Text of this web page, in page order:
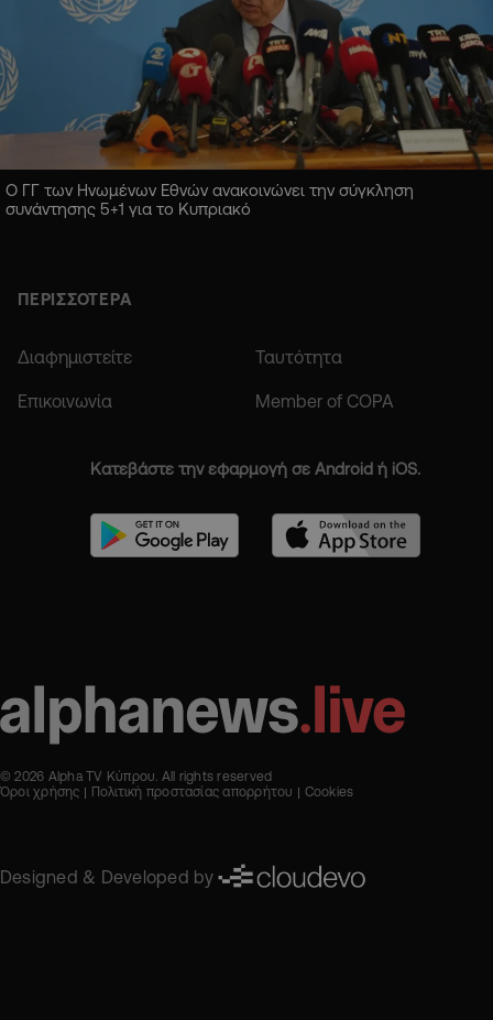
Ο ΓΓ των Ηνωμένων Εθνών ανακοινώνει την σύγκληση
συνάντησης 5+1 για το Κυπριακό
ΠΕΡΙΣΣΟΤΕΡΑ
Διαφημιστείτε Ταυτότητα
Επικοινωνία Member of COPA
Κατεβάστε την εφαρμογή σε Android ή iOS.
© 2026 Alpha TV Κύπρου. All rights reserved
Όροι χρήσης
Πολιτική προστασίας απορρήτου Cookies
Designed & Developed by